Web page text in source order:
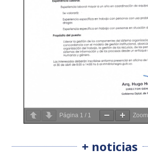
Página 1 / 1 Zoom
+ noticias